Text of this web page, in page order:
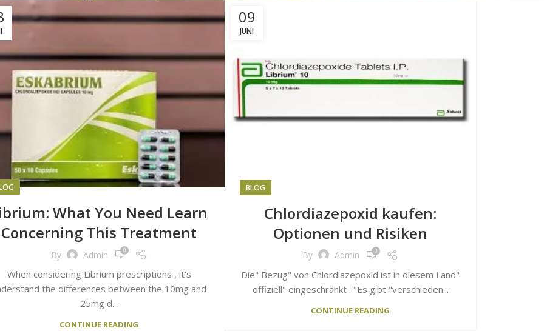
What You Need Learn
Concerning This Treatment
By Admin 0
When considering Librium prescriptions , it's
the differences between the 10mg and
25mg d...
CONTINUE READING
09
JUNI
BLOG
Chlordiazepoxid kaufen:
Optionen und Risiken
By Admin 0
Die" Bezug" von Chlordiazepoxid ist in diesem Land"
offiziell" eingeschränkt . "Es gibt "verschieden...
CONTINUE READING